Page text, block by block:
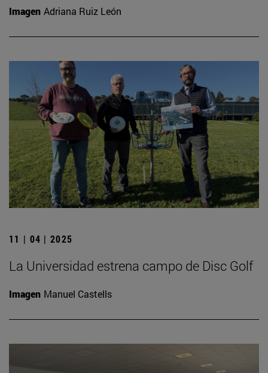
Imagen Adriana Ruiz León
11 | 04 | 2025
La Universidad estrena campo de Disc Golf
Imagen Manuel Castells